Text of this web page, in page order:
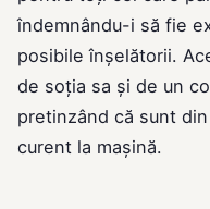
îndemnându-i să fie
posibile înșelătorii.
de soția sa și de un
pretinzând că sunt
curent la mașină.